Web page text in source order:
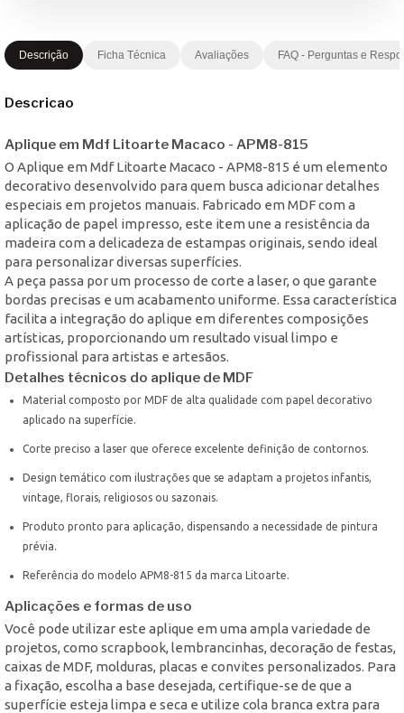
Descrição Ficha Técnica Avaliações FAQ - Perguntas e
Descricao
Aplique em Mdf Litoarte Macaco - APM8-815
O Aplique em Mdf Litoarte Macaco - APM8-815 é um elemento
decorativo desenvolvido para quem busca adicionar detalhes
especiais em projetos manuais. Fabricado em MDF com a
aplicação de papel impresso, este item une a resistência da
madeira com a delicadeza de estampas originais, sendo ideal
para personalizar diversas superfícies.
A peça passa por um processo de corte a laser, o que garante
bordas precisas e um acabamento uniforme. Essa característica
facilita a integração do aplique em diferentes composições
artísticas, proporcionando um resultado visual limpo e
profissional para artistas e artesãos.
Detalhes técnicos do aplique de MDF
Material composto por MDF de alta qualidade com papel decorativo
aplicado na superfície.
Corte preciso a laser que oferece excelente definição de contornos.
Design temático com ilustrações que se adaptam a projetos infantis,
vintage, florais, religiosos ou sazonais.
Produto pronto para aplicação, dispensando a necessidade de pintura
prévia.
Referência do modelo APM8-815 da marca Litoarte.
Aplicações e formas de uso
Você pode utilizar este aplique em uma ampla variedade de
projetos, como scrapbook, lembrancinhas, decoração de festas,
caixas de MDF, molduras, placas e convites personalizados. Para
a fixação, escolha a base desejada, certifique-se de que a
superfície esteja limpa e seca e utilize cola branca extra para